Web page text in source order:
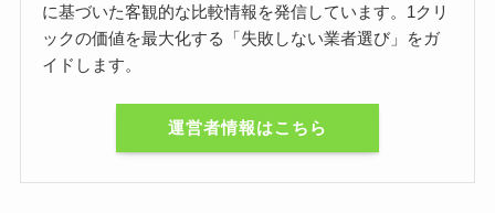
に基づいた客観的な比較情報を発信しています。1クリ
ックの価値を最大化する「失敗しない業者選び」をガ
イドします。
運営者情報はこちら